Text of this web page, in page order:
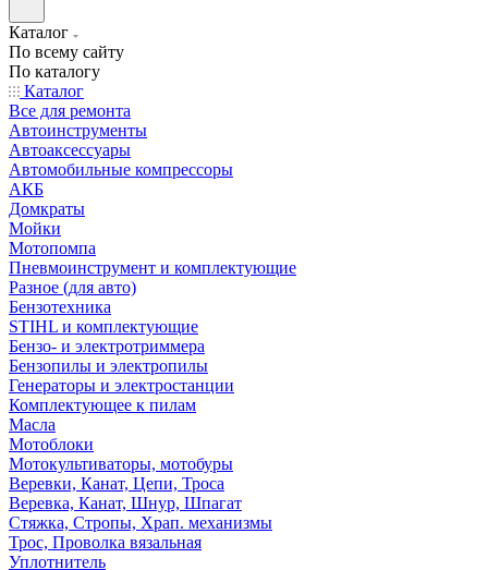
Каталог
По всему сайту
По каталогу
Каталог
Все для ремонта
Автоинструменты
Автоаксессуары
Автомобильные компрессоры
АКБ
Домкраты
Мойки
Мотопомпа
Пневмоинструмент и комплектующие
Разное (для авто)
Бензотехника
STIHL и комплектующие
Бензо- и электротриммера
Бензопилы и электропилы
Генераторы и электростанции
Комплектующее к пилам
Масла
Мотоблоки
Мотокультиваторы, мотобуры
Веревки, Канат, Цепи, Троса
Веревка, Канат, Шнур, Шпагат
Стяжка, Стропы, Храп. механизмы
Трос, Проволка вязальная
Уплотнитель